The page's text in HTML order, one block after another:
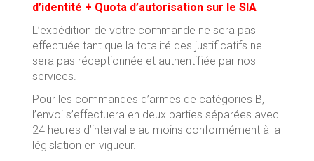
d’identité + Quota d’autorisation sur le SIA
L’expédition de votre commande ne sera pas
effectuée tant que la totalité des justificatifs ne
sera pas réceptionnée et authentifiée par nos
services.
Pour les commandes d’armes de catégories B,
l’envoi s’effectuera en deux parties séparées avec
24 heures d’intervalle au moins conformément à la
législation en vigueur.